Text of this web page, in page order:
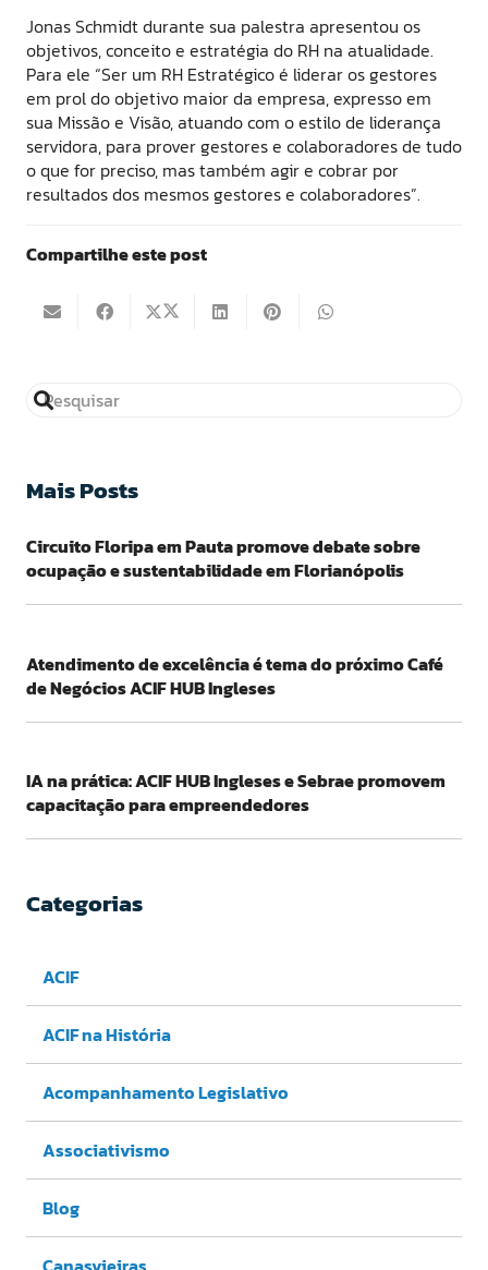
Jonas Schmidt durante sua palestra apresentou os
objetivos, conceito e estratégia do RH na atualidade.
Para ele “Ser um RH Estratégico é liderar os gestores
em prol do objetivo maior da empresa, expresso em
sua Missão e Visão, atuando com o estilo de liderança
servidora, para prover gestores e colaboradores de tudo
o que for preciso, mas também agir e cobrar por
resultados dos mesmos gestores e colaboradores”.
Compartilhe este post
Mais Posts
Circuito Floripa em Pauta promove debate sobre
ocupação e sustentabilidade em Florianópolis
Atendimento de excelência é tema do próximo Café
de Negócios ACIF HUB Ingleses
IA na prática: ACIF HUB Ingleses e Sebrae promovem
capacitação para empreendedores
Categorias
ACIF
ACIF na História
Acompanhamento Legislativo
Associativismo
Blog